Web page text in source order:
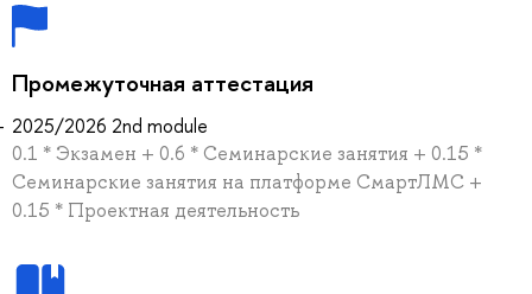
Промежуточная аттестация
2025/2026 2nd module
0.1 * Экзамен + 0.6 * Семинарские занятия + 0.15 *
Семинарские занятия на платформе СмартЛМС +
0.15 * Проектная деятельность